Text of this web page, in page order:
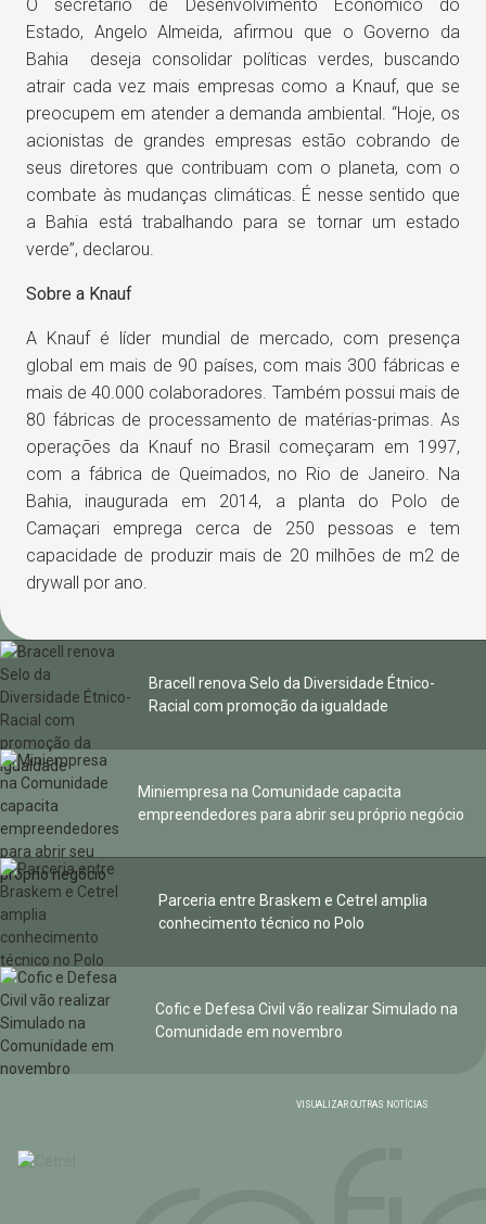
O secretário de Desenvolvimento Econômico do
Estado, Angelo Almeida, afirmou que o Governo da
Bahia deseja consolidar políticas verdes, buscando
atrair cada vez mais empresas como a Knauf, que se
preocupem em atender a demanda ambiental. “Hoje, os
acionistas de grandes empresas estão cobrando de
seus diretores que contribuam com o planeta, com o
combate às mudanças climáticas. É nesse sentido que
a Bahia está trabalhando para se tornar um estado
verde”, declarou.
Sobre a Knauf
A Knauf é líder mundial de mercado, com presença
global em mais de 90 países, com mais 300 fábricas e
mais de 40.000 colaboradores. Também possui mais de
80 fábricas de processamento de matérias-primas. As
operações da Knauf no Brasil começaram em 1997,
com a fábrica de Queimados, no Rio de Janeiro. Na
Bahia, inaugurada em 2014, a planta do Polo de
Camaçari emprega cerca de 250 pessoas e tem
capacidade de produzir mais de 20 milhões de m2 de
drywall por ano.
Bracell renova Selo da Diversidade Étnico-
Racial com promoção da igualdade
Miniempresa na Comunidade capacita
empreendedores para abrir seu próprio negócio
Parceria entre Braskem e Cetrel amplia
conhecimento técnico no Polo
Cofic e Defesa Civil vão realizar Simulado na
Comunidade em novembro
VISUALIZAR OUTRAS NOTÍCIAS